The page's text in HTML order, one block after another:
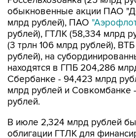
инфраструктурного проекта
льготного лизинга
транспорта", 773,9 млн
ВЭБ.РФ для финансирования
обновлению подвижного
Петербургского
В июле ППК "Фонд развития
частично погасила облигации
ГТЛК - на 507,4 млн рублей.